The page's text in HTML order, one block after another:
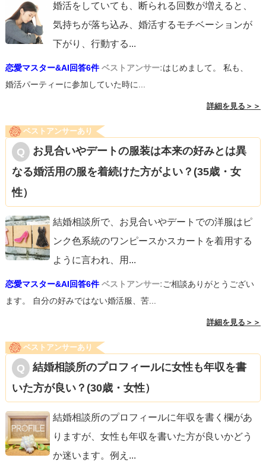
婚活をしていても、断られる回数が増えると、
気持ちが落ち込み、婚活するモチベーションが
下がり、行動する...
恋愛マスター&AI回答6件 ベストアンサー:はじめまして。 私も、
婚活パーティーに参加していた時に...
詳細を見る＞＞
ベストアンサーあり
お見合いやデートの服装は本来の好みとは異
なる婚活用の服を着続けた方がよい？(35歳・女
性）
結婚相談所で、お見合いやデートでの洋服はピ
ンク色系統のワンピースかスカートを着用する
ように言われ、用 ...
恋愛マスター&AI回答6件 ベストアンサー:ご相談ありがとうござい
ます。 自分の好みではない婚活服、苦...
詳細を見る＞＞
ベストアンサーあり
結婚相談所のプロフィールに女性も年収を書
いた方が良い？(30歳・女性）
結婚相談所のプロフィールに年収を書く欄があ
りますが、女性も年収を書いた方が良いかどう
か迷います。例え ...